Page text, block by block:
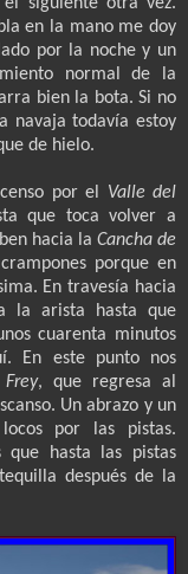
en la mano me doy
por la noche y un
normal de la
bien la bota. Si no
navaja todavía estoy
de hielo.
por el Valle del
que toca volver a
hacia la Cancha de
porque en
En travesía hacia
la arista hasta que
cuarenta minutos
En este punto nos
Frey, que regresa al
Un abrazo y un
por las pistas.
que hasta las pistas
después de la